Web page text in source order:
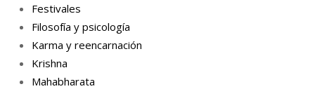
Festivales
Filosofía y psicología
Karma y reencarnación
Krishna
Mahabharata